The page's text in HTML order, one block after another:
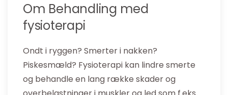
Om Behandling med
fysioterapi
Ondt i ryggen? Smerter i nakken?
Piskesmæld? Fysioterapi kan lindre smerte
og behandle en lang række skader og